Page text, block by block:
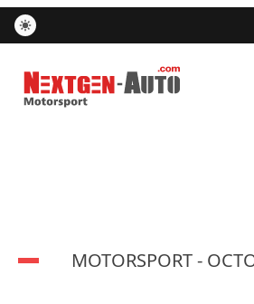
Nextgen-Auto.com
MOTORSPORT -